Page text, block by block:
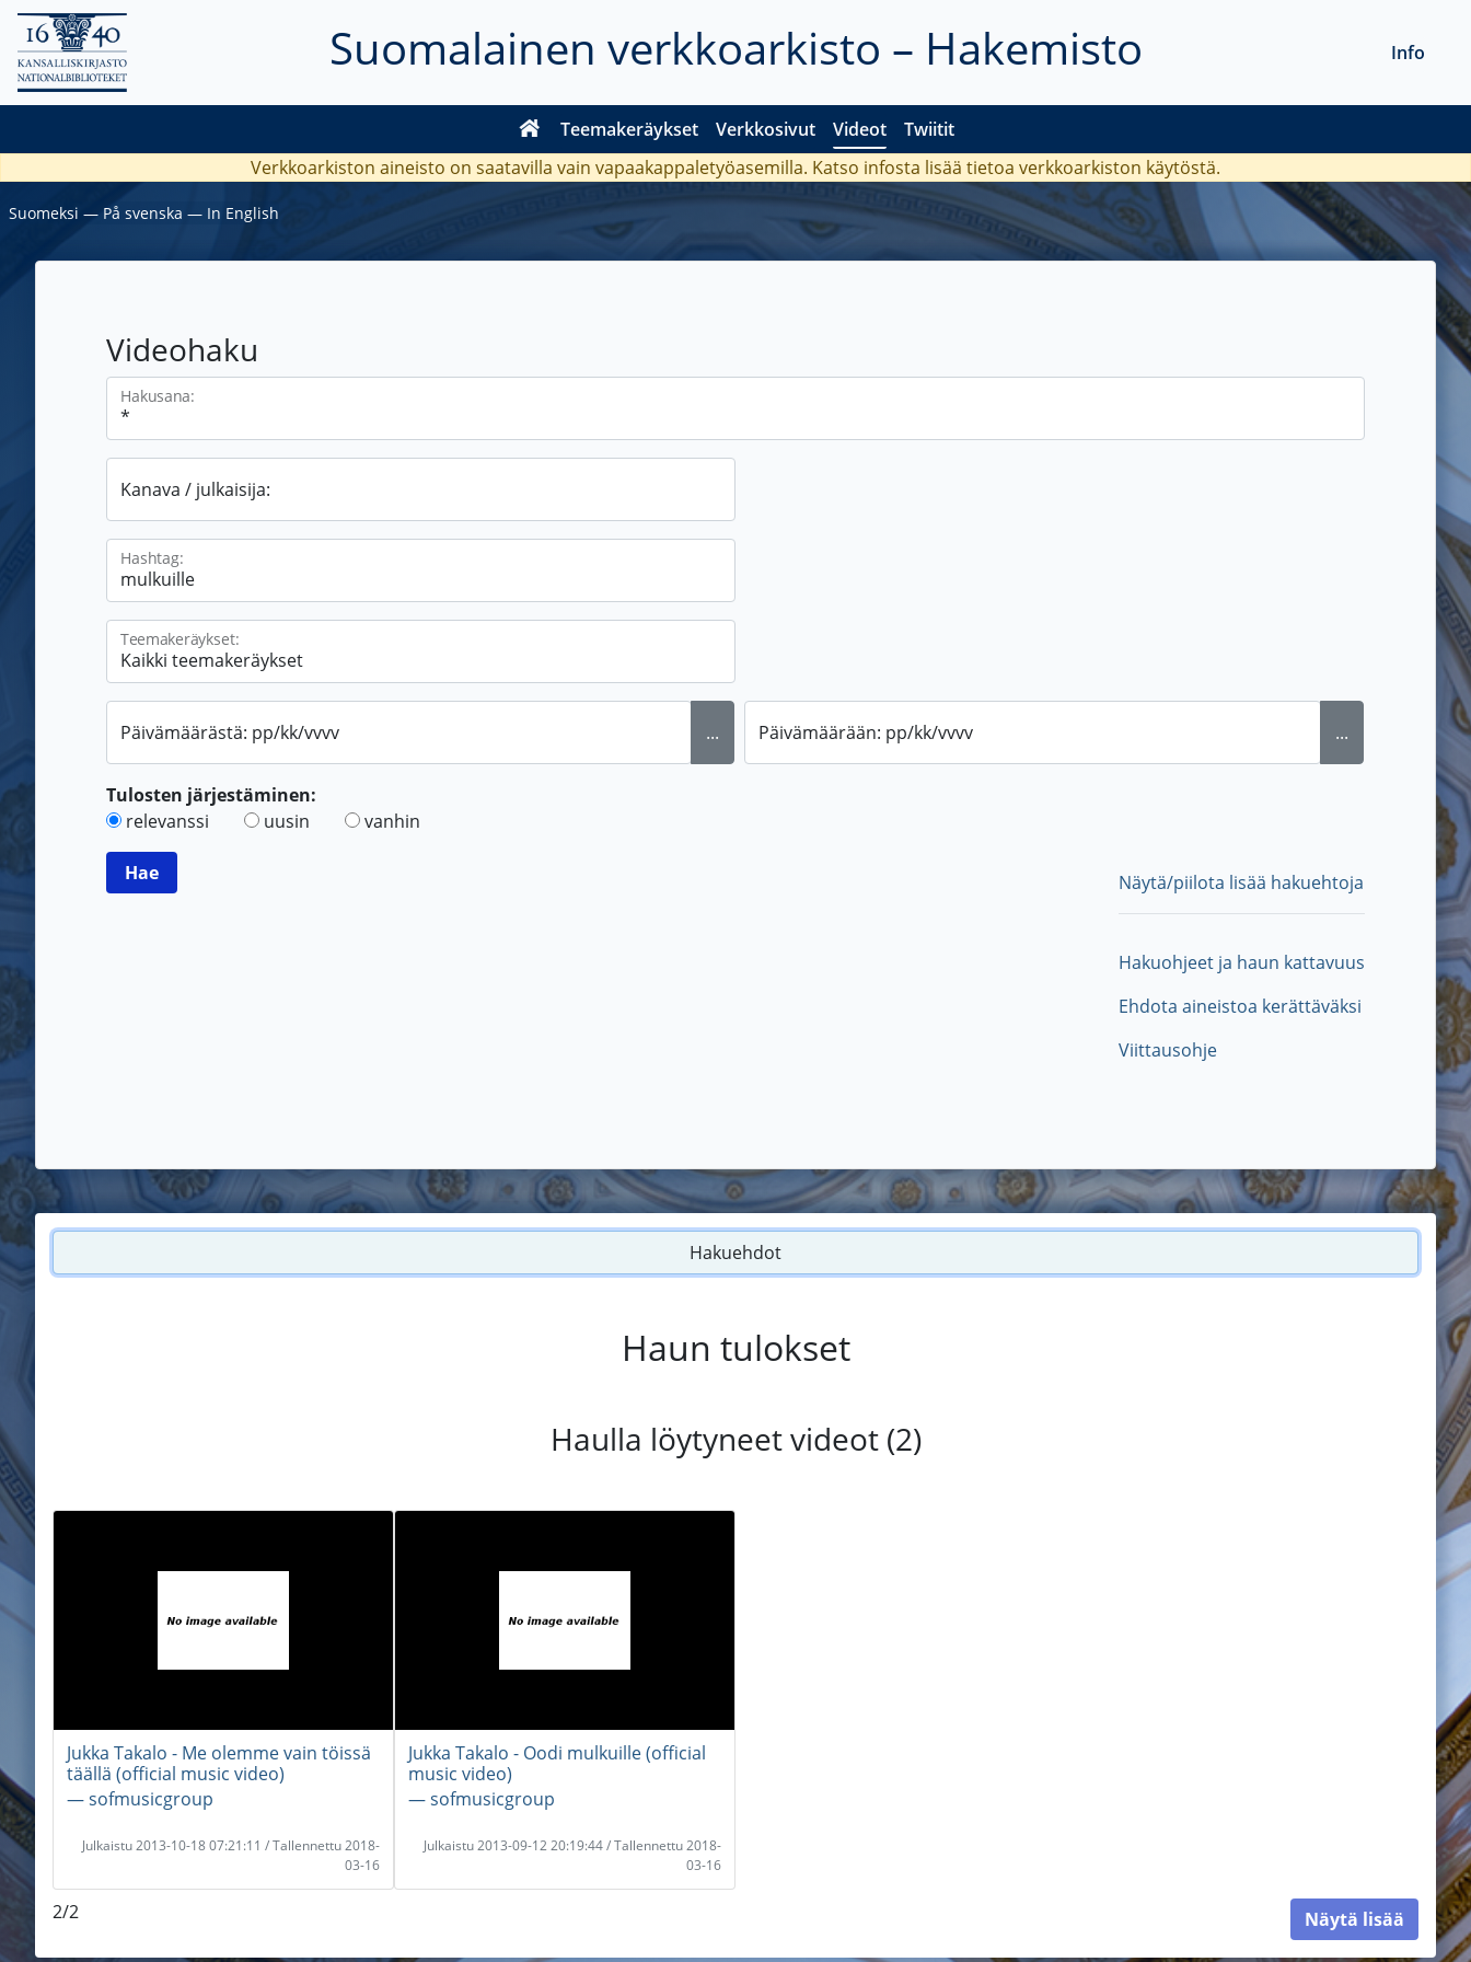
Suomalainen verkkoarkisto – Hakemisto
Teemakeräykset Verkkosivut Videot Twiitit
Info
Verkkoarkiston aineisto on saatavilla vain vapaakappaletyöasemilla. Katso infosta lisää tietoa verkkoarkiston käytöstä.
Suomeksi ― På svenska ― In English
Videohaku
Hakusana:
Kanava / julkaisija:
Hashtag:
Teemakeräykset:
Päivämäärästä: pp/kk/vvvv ... Päivämäärään: pp/kk/vvvv ...
Tulosten järjestäminen:
relevanssi
uusin vanhin
Näytä/piilota lisää hakuehtoja
Hakuohjeet ja haun kattavuus
Ehdota aineistoa kerättäväksi
Viittausohje
Hakuehdot
Haun tulokset
Haulla löytyneet videot (2)
Jukka Takalo - Me olemme vain töissä
täällä (official music video)
― sofmusicgroup
Julkaistu 2013-10-18 07:21:11 / Tallennettu 2018-
03-16
Jukka Takalo - Oodi mulkuille (official
music video)
― sofmusicgroup
Julkaistu 2013-09-12 20:19:44 / Tallennettu 2018-
03-16
2/2 Näytä lisää